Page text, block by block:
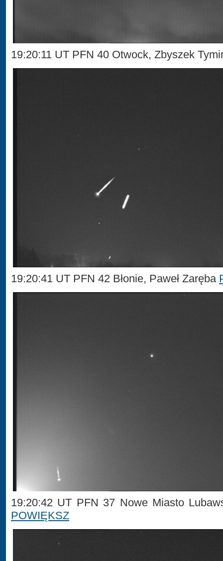
19:20:11 UT PFN 40 Otwock, Zbyszek
19:20:41 UT PFN 42 Błonie, Paweł Zaręba
19:20:42 UT PFN 37 Nowe Miasto
POWIĘKSZ